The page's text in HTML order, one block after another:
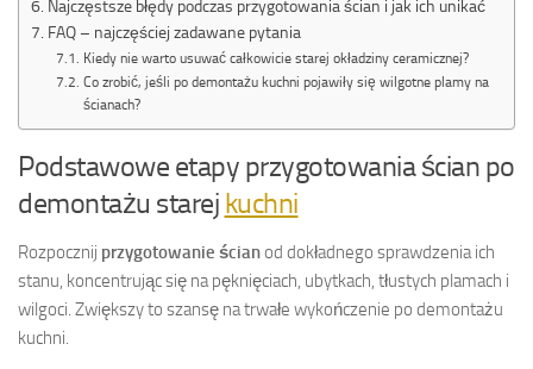
Najczęstsze błędy podczas przygotowania ścian i jak ich unikać
FAQ – najczęściej zadawane pytania
Kiedy nie warto usuwać całkowicie starej okładziny ceramicznej?
Co zrobić, jeśli po demontażu kuchni pojawiły się wilgotne plamy na
ścianach?
Podstawowe etapy przygotowania ścian po
demontażu starej kuchni
Rozpocznij przygotowanie ścianod dokładnego sprawdzenia ich
stanu, koncentrując się na pęknięciach, ubytkach, tłustych plamach i
wilgoci. Zwiększy to szansę na trwałe wykończenie po demontażu
kuchni.